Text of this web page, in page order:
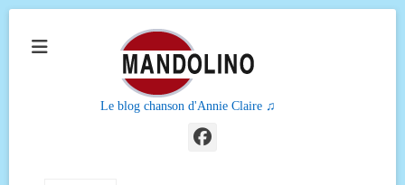
Le blog chanson d'Annie Claire ♫
Facebook